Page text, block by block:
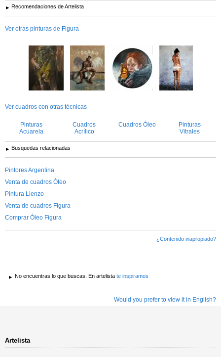
Recomendaciones de Artelista
Ver otras pinturas de Figura
Ver cuadros con otras técnicas
Pinturas
Acuarela
Cuadros
Acrílico
Cuadros Óleo
Pinturas
Vitrales
Busquedas relacionadas
Pintores Argentina
Venta de cuadros Óleo
Pintura Lienzo
Venta de cuadros Figura
Comprar Óleo Figura
¿Contenido inapropiado?
No encuentras lo que buscas. En artelista te inspiramos
Would you prefer to view it in English?
Artelista